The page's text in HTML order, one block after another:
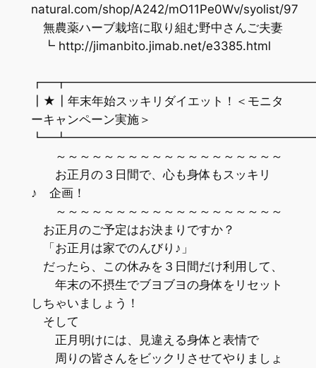
natural.com/shop/A242/mO11Pe0Wv/syolist/97
無農薬ハーブ栽培に取り組む野中さんご夫妻
┗ http://jimanbito.jimab.net/e3385.html
┃★┃年末年始スッキリダイエット！＜モニタ
ーキャンペーン実施＞
～～～～～～～～～～～～～～～～～～～
お正月の３日間で、心も身体もスッキリ
♪ 企画！
～～～～～～～～～～～～～～～～～～～
お正月のご予定はお決まりですか？
「お正月は家でのんびり♪」
だったら、この休みを３日間だけ利用して、
年末の不摂生でブヨブヨの身体をリセット
しちゃいましょう！
そして
正月明けには、見違える身体と表情で
周りの皆さんをビックリさせてやりましょ